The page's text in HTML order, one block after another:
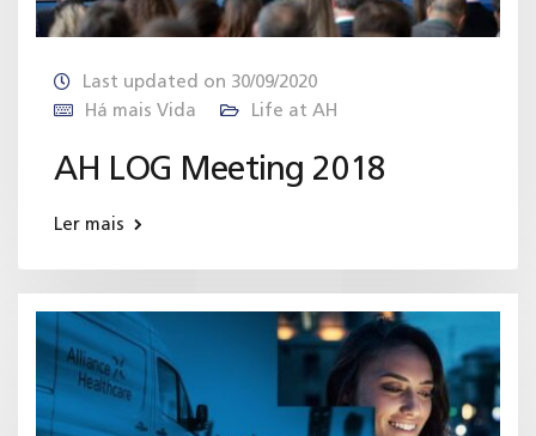
Last updated on 30/09/2020
Há mais Vida
Life at AH
AH LOG Meeting 2018
Ler mais